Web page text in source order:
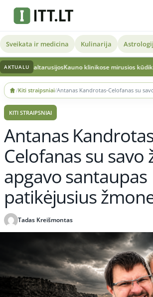
Sveikata ir medicina Kulinarija
AKTUALU Kauno klinikose mirusios kūdikio istorija:
Skip
to
content
/Kiti straipsniai/
KITI STRAIPSNIAI
Antanas
Celofanas su savo
apgavo santaupas
patikėjusius
Tadas Kreišmontas